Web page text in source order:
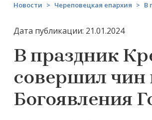
Новости > Череповецкая епархия > В
Дата публикации: 21.01.2024
В праздник
совершил чин
Богоявления